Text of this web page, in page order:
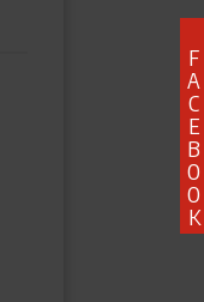
F
A
C
E
B
O
O
K